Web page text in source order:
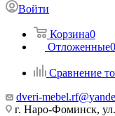
Войти
Корзина0
Отложенные0
Сравнение
dveri-
г. Наро-Фоминск,